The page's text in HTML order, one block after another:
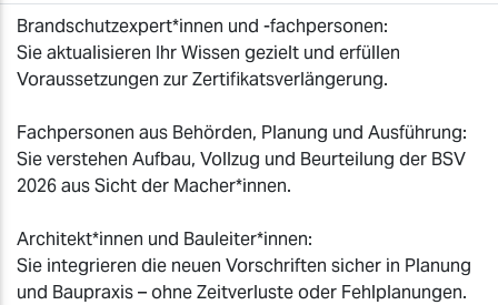
Brandschutzexpert*innen und -fachpersonen:
Sie aktualisieren Ihr Wissen gezielt und erfüllen
Voraussetzungen zur Zertifikatsverlängerung.
Fachpersonen aus Behörden, Planung und Ausführung:
Sie verstehen Aufbau, Vollzug und Beurteilung der BSV
2026 aus Sicht der Macher*innen.
Architekt*innen und Bauleiter*innen:
Sie integrieren die neuen Vorschriften sicher in Planung
und Baupraxis – ohne Zeitverluste oder Fehlplanungen.